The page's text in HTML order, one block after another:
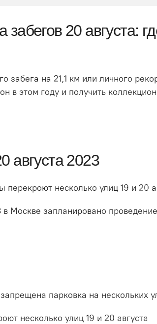
20 августа:
забега на 21,1 км или личного
в этом году и получить
августа 2023
несколько улиц 19 и 20
в Москве запланировано проведение
парковка на нескольких
несколько улиц 19 и 20 августа